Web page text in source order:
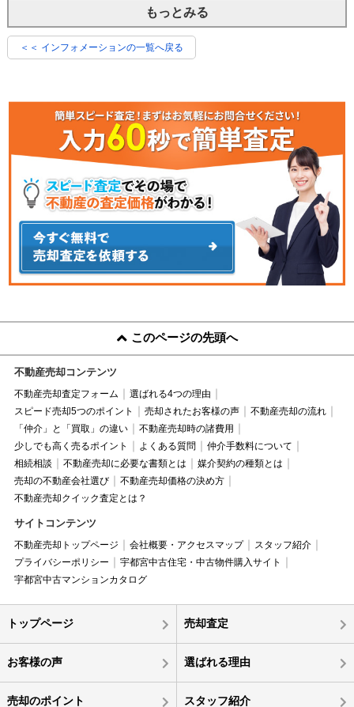
もっとみる
＜＜ インフォメーションの一覧へ戻る
このページの先頭へ
不動産売却コンテンツ
不動産売却査定フォーム
選ばれる4つの理由
スピード売却5つのポイント
売却されたお客様の声
不動産売却の流れ
「仲介」と「買取」の違い
不動産売却時の諸費用
少しでも高く売るポイント
よくある質問
仲介手数料について
相続相談
不動産売却に必要な書類とは
媒介契約の種類とは
売却の不動産会社選び
不動産売却価格の決め方
不動産売却クイック査定とは？
サイトコンテンツ
不動産売却トップページ 会社概要・アクセスマップ
スタッフ紹介
プライバシーポリシー
宇都宮中古住宅・中古物件購入サイト
宇都宮中古マンションカタログ
トップページ 売却査定
お客様の声 選ばれる理由
売却のポイント スタッフ紹介